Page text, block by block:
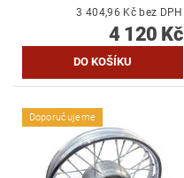
3 404,96 Kč bez DPH
4 120 Kč
Doporučujeme